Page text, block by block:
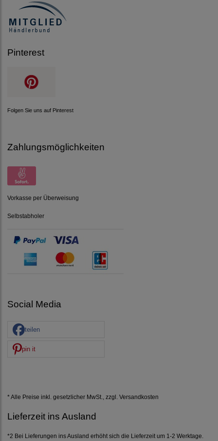
Pinterest
Folgen Sie uns auf Pinterest
Zahlungsmöglichkeiten
Vorkasse per Überweisung
Selbstabholer
Social Media
teilen
pin it
* Alle Preise inkl. gesetzlicher MwSt., zzgl. Versandkosten
Lieferzeit ins Ausland
*2 Bei Lieferungen ins Ausland erhöht sich die Lieferzeit um 1-2 Werktage.